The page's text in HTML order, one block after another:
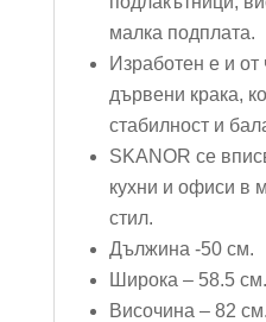
малка подплата.
Изработен е и от
дървени крака,
стабилност и
SKANOR се
кухни и офиси в
стил.
Дължина -50 см.
Широка – 58.5 см.
Височина – 82 см.